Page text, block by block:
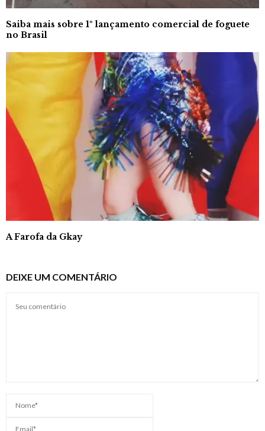
Saiba mais sobre 1º lançamento comercial de foguete
no Brasil
A Farofa da Gkay
DEIXE UM COMENTÁRIO